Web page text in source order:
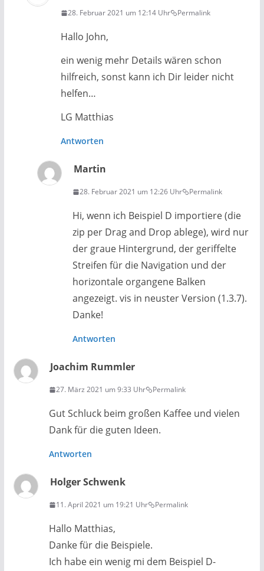
28. Februar 2021 um 12:14 Uhr Permalink
Hallo John,
ein wenig mehr Details wären schon
hilfreich, sonst kann ich Dir leider nicht
helfen…
LG Matthias
Antworten
Martin
28. Februar 2021 um 12:26 Uhr Permalink
Hi, wenn ich Beispiel D importiere (die
zip per Drag and Drop ablege), wird nur
der graue Hintergrund, der geriffelte
Streifen für die Navigation und der
horizontale organgene Balken
angezeigt. vis in neuster Version (1.3.7).
Danke!
Antworten
Joachim Rummler
27. März 2021 um 9:33 Uhr Permalink
Gut Schluck beim großen Kaffee und vielen
Dank für die guten Ideen.
Antworten
Holger Schwenk
11. April 2021 um 19:21 Uhr Permalink
Hallo Matthias,
Danke für die Beispiele.
Ich habe ein wenig mi dem Beispiel D-